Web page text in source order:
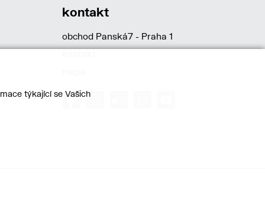
kontakt
obchod Panská7 - Praha 1
týkající se Vašich